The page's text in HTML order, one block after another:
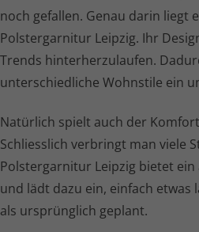
noch gefallen. Genau darin liegt
Polster­garnitur Leipzig. Ihr
Trends hinter­her­zu­laufen.
unter­schied­liche Wohnstile ein
Natürlich spielt auch der
Schliesslich verbringt man viele
Polster­garnitur Leipzig bietet ein
und lädt dazu ein, einfach etwas
als ursprünglich geplant.